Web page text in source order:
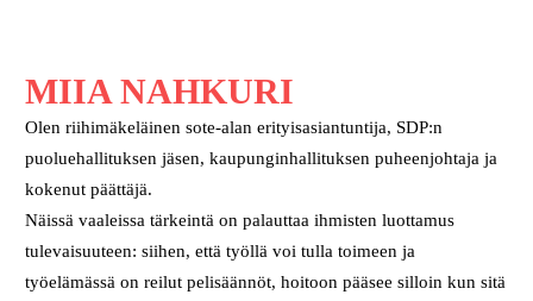
MIIA NAHKURI
Olen riihimäkeläinen sote-alan erityisasiantuntija, SDP:n
puoluehallituksen jäsen, kaupunginhallituksen puheenjohtaja ja
kokenut päättäjä.
Näissä vaaleissa tärkeintä on palauttaa ihmisten luottamus
tulevaisuuteen: siihen, että työllä voi tulla toimeen ja
työelämässä on reilut pelisäännöt, hoitoon pääsee silloin kun sitä